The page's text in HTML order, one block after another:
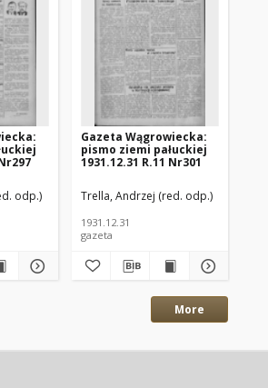
odp.)
Gazeta Wągrowiecka:
pismo ziemi pałuckiej
1931.12.31 R.11 Nr301
Trella, Andrzej (red. odp.)
1931.12.31
gazeta
More